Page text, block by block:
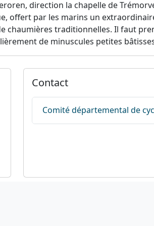
direction la chapelle de
offert par les marins un
chaumières traditionnelles. Il faut
de minuscules petites
Contact
Comité départemental de